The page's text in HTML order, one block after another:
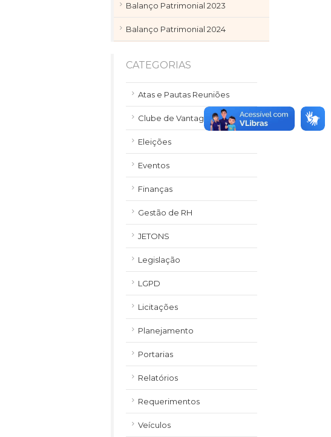
Balanço Patrimonial 2023
Balanço Patrimonial 2024
CATEGORIAS
Atas e Pautas Reuniões
Clube de Vantagens
Eleições
Eventos
Finanças
Gestão de RH
JETONS
Legislação
LGPD
Licitações
Planejamento
Portarias
Relatórios
Requerimentos
Veículos